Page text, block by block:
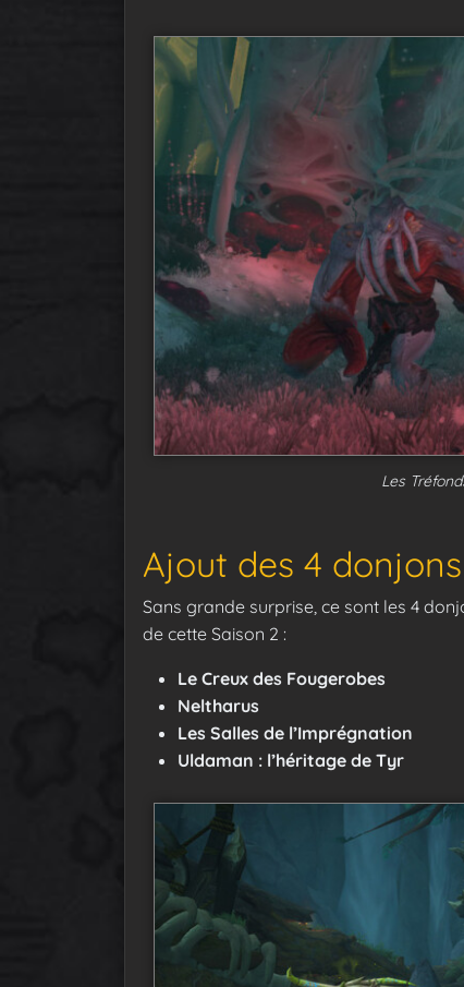
Les
Ajout des 4
Sans grande surprise, ce sont les 4
de cette Saison 2 :
Le Creux des Fougerobes
Neltharus
Les Salles de l’Imprégnation
Uldaman : l’héritage de Tyr